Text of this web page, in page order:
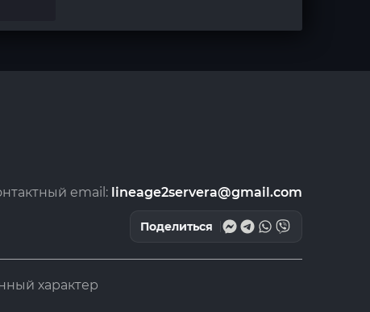
email: lineage2servera@gmail.com
Поделиться
характер